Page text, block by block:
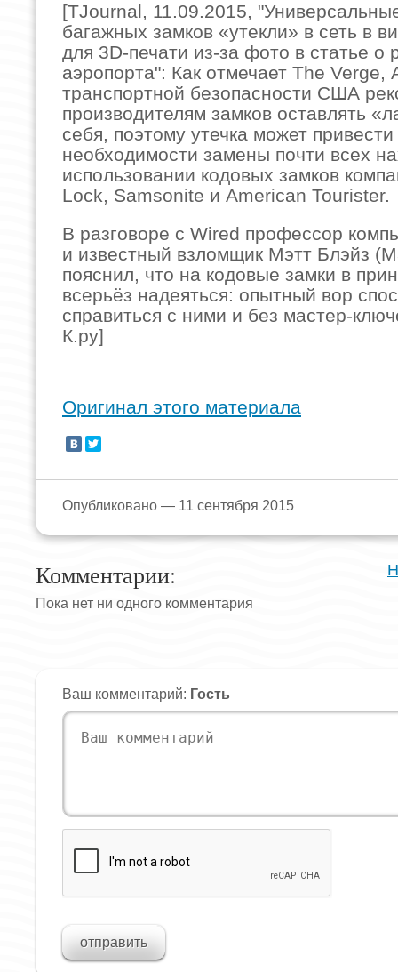
[TJournal, 11.09.2015,
багажных замков «утекли» в сеть в
для 3D-печати из-за фото в статье о
аэропорта": Как отмечает The Verge,
транспортной безопасности США
производителям замков оставлять
себя, поэтому утечка может привести
необходимости замены почти всех
использовании кодовых замков
Lock, Samsonite и American Tourister.
В разговоре с Wired профессор
и известный взломщик Мэтт Блэйз
пояснил, что на кодовые замки в
всерьёз надеяться: опытный вор
справиться с ними и без мастер-
К.ру]
Оригинал этого материала
Опубликовано — 11 сентября 2015
Комментарии:
Пока нет ни одного комментария
Ваш комментарий: Гость